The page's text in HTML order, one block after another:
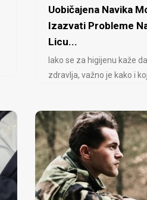
Uobičajena Navika
Izazvati Probleme
Licu...
Iako se za higijenu kaže
zdravlja, važno je kako i